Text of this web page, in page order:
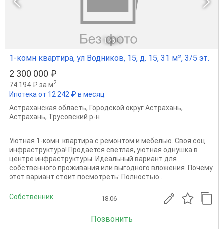
1 из 1
1-комн квартира, ул Водников, 15, д. 15, 31 м², 3/5 эт.
2 300 000 ₽
74 194 ₽ за м2
Ипотека от 12 242 ₽ в месяц
Астраханская область, Городской округ Астрахань,
Астрахань, Трусовский р-н
Уютная 1-комн. квартира с ремонтом и мебелью. Своя соц.
инфраструктура! Продается светлая, уютная однушка в
центре инфраструктуры. Идеальный вариант для
собственного проживания или выгодного вложения. Почему
этот вариант стоит посмотреть: Полностью...
Собственник 18.06
Позвонить